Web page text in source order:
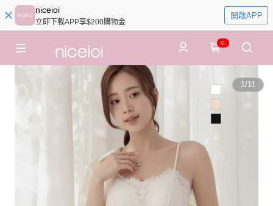
niceioi
立即下載APP享$200購物金
開啟APP
0
1/11